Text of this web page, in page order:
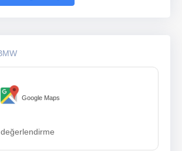
Google Maps
değerlendirme